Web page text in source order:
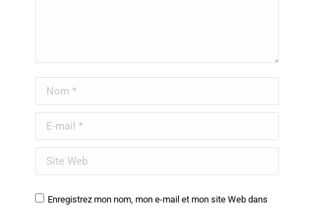
Nom *
E-mail *
Site Web
Enregistrez mon nom, mon e-mail et mon site Web dans